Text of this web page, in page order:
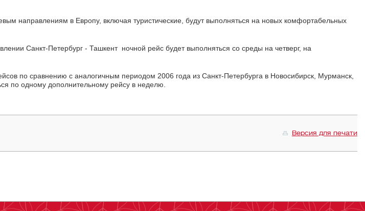
направлениям в Европу, включая туристические, будут выполняться на новых комфортабельных
Санкт-Петербург - Ташкент ночной рейс будет выполняться со среды на четверг, на
по сравнению с аналогичным периодом 2006 года из Санкт-Петербурга в Новосибирск, Мурманск,
по одному дополнительному рейсу в неделю.
Версия для печати